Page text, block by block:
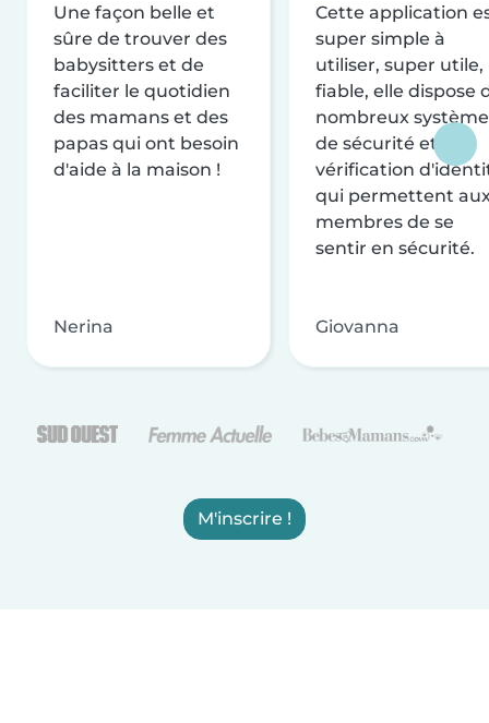
Une façon belle et
sûre de trouver des
babysitters et de
faciliter le quotidien
des mamans et des
papas qui ont besoin
d'aide à la maison !
Nerina
Cette application
super simple à
utiliser, super utile,
fiable, elle dispose
nombreux
de sécurité et de
vérification
qui permettent
membres de se
sentir en sécurité.
Giovanna
M'inscrire !